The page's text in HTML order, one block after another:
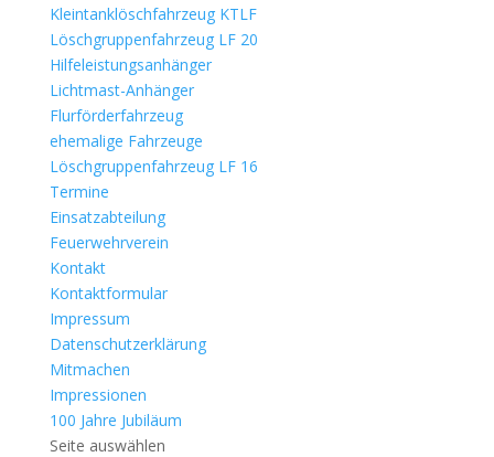
Kleintanklöschfahrzeug KTLF
Löschgruppenfahrzeug LF 20
Hilfeleistungsanhänger
Lichtmast-Anhänger
Flurförderfahrzeug
ehemalige Fahrzeuge
Löschgruppenfahrzeug LF 16
Termine
Einsatzabteilung
Feuerwehrverein
Kontakt
Kontaktformular
Impressum
Datenschutzerklärung
Mitmachen
Impressionen
100 Jahre Jubiläum
Seite auswählen